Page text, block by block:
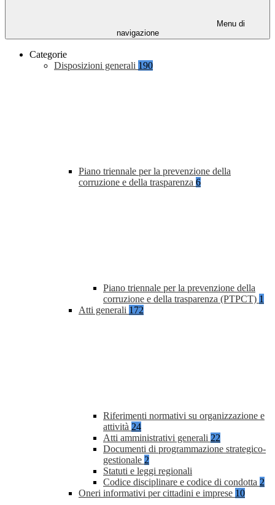
Menu di
navigazione
Categorie
Disposizioni generali 190
Piano triennale per la prevenzione della
corruzione e della trasparenza 6
Piano triennale per la prevenzione della
corruzione e della trasparenza (PTPCT) 1
Atti generali 172
Riferimenti normativi su organizzazione e
attività 24
Atti amministrativi generali 22
Documenti di programmazione strategico-
gestionale 2
Statuti e leggi regionali
Codice disciplinare e codice di condotta 2
Oneri informativi per cittadini e imprese 10